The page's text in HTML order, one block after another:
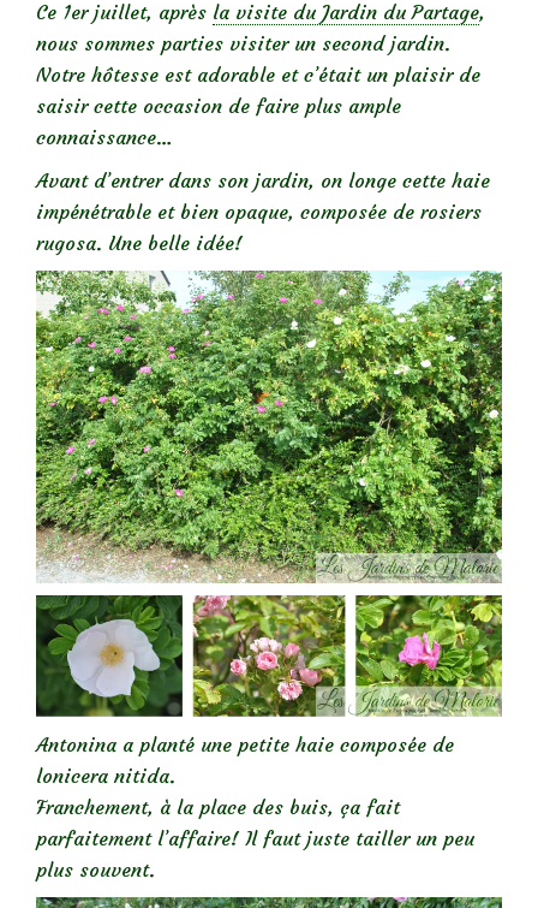
Ce 1er juillet, après la visite du Jardin du Partage,
nous sommes parties visiter un second jardin.
Notre hôtesse est adorable et c’était un plaisir de
saisir cette occasion de faire plus ample
connaissance…
Avant d’entrer dans son jardin, on longe cette haie
impénétrable et bien opaque, composée de rosiers
rugosa. Une belle idée!
Antonina a planté une petite haie composée de
lonicera nitida.
Franchement, à la place des buis, ça fait
parfaitement l’affaire! Il faut juste tailler un peu
plus souvent.